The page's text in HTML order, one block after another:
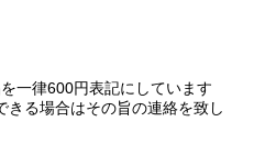
一律600円表記にしています
る場合はその旨の連絡を致し